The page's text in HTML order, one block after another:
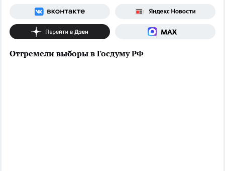
Отгремели выборы в Госдуму РФ